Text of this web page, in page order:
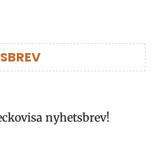
nyhetsbrev!